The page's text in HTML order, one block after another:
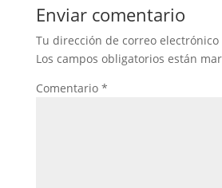
Enviar comentario
Tu dirección de correo
Los campos obligatorios están
Comentario *